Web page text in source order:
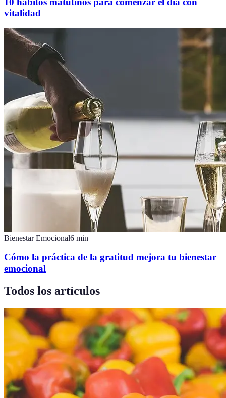
vitalidad
Bienestar Emocional6 min
Cómo la práctica de la gratitud mejora tu bienestar
emocional
Todos los artículos